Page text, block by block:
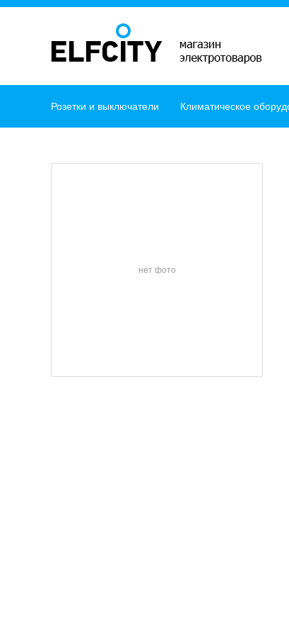
Розетки и выключатели Климатическое
нет фото